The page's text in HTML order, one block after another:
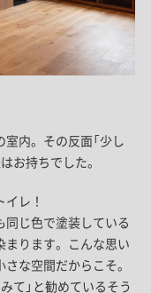
内。その反面「少し
お持ちでした。
レ！
じ色で塗装している
まります。こんな思い
な空間だからこそ。
て」と勧めているそう